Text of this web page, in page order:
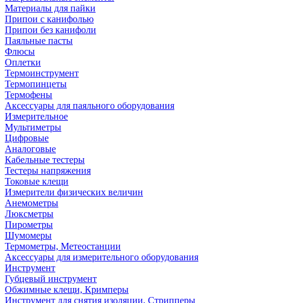
Материалы для пайки
Припои с канифолью
Припои без канифоли
Паяльные пасты
Флюсы
Оплетки
Термоинструмент
Термопинцеты
Термофены
Аксессуары для паяльного оборудования
Измерительное
Мультиметры
Цифровые
Аналоговые
Кабельные тестеры
Тестеры напряжения
Токовые клещи
Измерители физических величин
Анемометры
Люксметры
Пирометры
Шумомеры
Термометры, Метеостанции
Аксессуары для измерительного оборудования
Инструмент
Губцевый инструмент
Обжимные клещи, Кримперы
Инструмент для снятия изоляции, Стрипперы